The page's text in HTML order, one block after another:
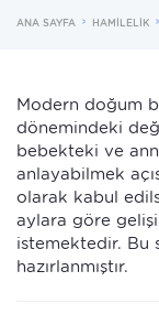
ANA SAYFA HAMİLELİK
Modern doğum
dönemindeki
bebekteki ve
anlayabilmek
olarak kabul
aylara göre
istemektedir. Bu
hazırlanmıştır.